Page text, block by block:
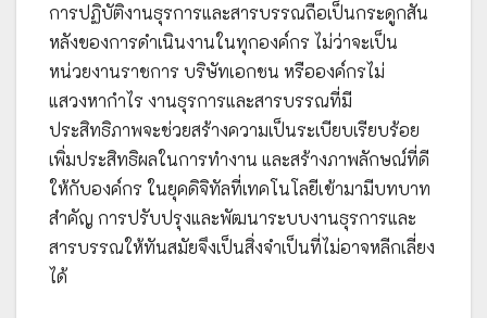
การปฏิบัติงานธุรการและสารบรรณถือเป็นกระดูกสัน
หลังของการดำเนินงานในทุกองค์กร ไม่ว่าจะเป็น
หน่วยงานราชการ บริษัทเอกชน หรือองค์กรไม่
แสวงหากำไร งานธุรการและสารบรรณที่มี
ประสิทธิภาพจะช่วยสร้างความเป็นระเบียบเรียบร้อย
เพิ่มประสิทธิผลในการทำงาน และสร้างภาพลักษณ์ที่ดี
ให้กับองค์กร ในยุคดิจิทัลที่เทคโนโลยีเข้ามามีบทบาท
สำคัญ การปรับปรุงและพัฒนาระบบงานธุรการและ
สารบรรณให้ทันสมัยจึงเป็นสิ่งจำเป็นที่ไม่อาจหลีกเลี่ยง
ได้